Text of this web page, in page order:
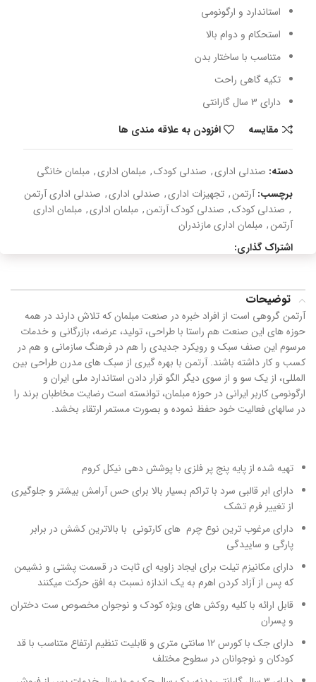
استاندارد و ارگونومی
استحکام و دوام بالا
متناسب با ساختار بدن
تکیه گاهی راحت
دارای 3 سال گارانتی
مقایسه
افزودن به علاقه مندی ها
دسته: صندلی اداری, صندلی کودک, مبلمان اداری, مبلمان خانگی
برچسب: آرتمن, تجهیزات اداری, صندلی اداری, صندلی اداری آرتمن
, صندلی کودک, صندلی کودک آرتمن, مبلمان اداری, مبلمان اداری
آرتمن, مبلمان اداری مازندران
اشتراک گذاری:
توضیحات
آرتمن گروهی است از افراد خبره در صنعت مبلمان که تلاش دارند در همه
حوزه های این صنعت هم راستا با طراحی، تولید، عرضه، بازرگانی و خدمات
مرسوم این صنف سبک و رویکرد جدیدی را هم در فرهنگ سازمانی و هم در
کسب و کار داشته باشند. آرتمن با بهره گیری از سبک های مدرن طراحی بین
المللی، از یک سو و از سوی دیگر الگو قرار دادن استاندارد ملی ایران و
ارگونومی کاربر ایرانی در حوزه مبلمان، توانسته است رضایت مخاطبان برند را
در سالهای فعالیت خود حفظ نموده و بصورت مستمر ارتقاء بخشد.
تهیه شده از پایه پنج پر فلزی با پوشش دهی نیکل کروم
دارای ابر قالبی سرد با تراکم بسیار بالا برای حس آرامش بیشتر و جلوگیری
از تغییر فرم تشک
دارای مرغوب ترین نوع چرم های کارتونی با بالاترین کشش در برابر
پارگی و ساییدگی
دارای مکانیزم تیلت برای ایجاد زاویه ای ثابت در قسمت پشتی و نشیمن
که پس از آزاد کردن اهرم به یک اندازه نسبت به افق حرکت میکنند
قابل ارائه با کلیه روکش های ویژه کودک و نوجوان مخصوص ست دختران
و پسران
دارای جک با کورس 12 سانتی متری و قابلیت تنظیم ارتفاع متناسب با قد
کودکان و نوجوانان در سطوح مختلف